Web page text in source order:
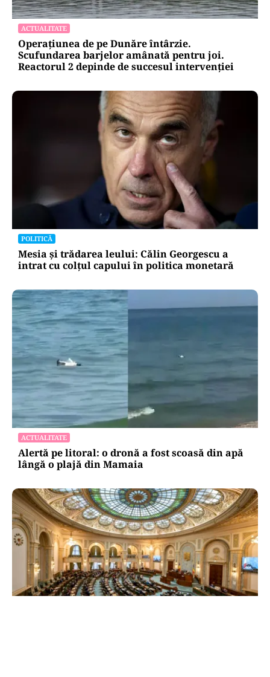
ACTUALITATE
Operațiunea de pe Dunăre întârzie.
Scufundarea barjelor amânată pentru joi.
Reactorul 2 depinde de succesul intervenției
POLITICĂ
Mesia și trădarea leului: Călin Georgescu a
intrat cu colțul capului în politica monetară
ACTUALITATE
Alertă pe litoral: o dronă a fost scoasă din apă
lângă o plajă din Mamaia